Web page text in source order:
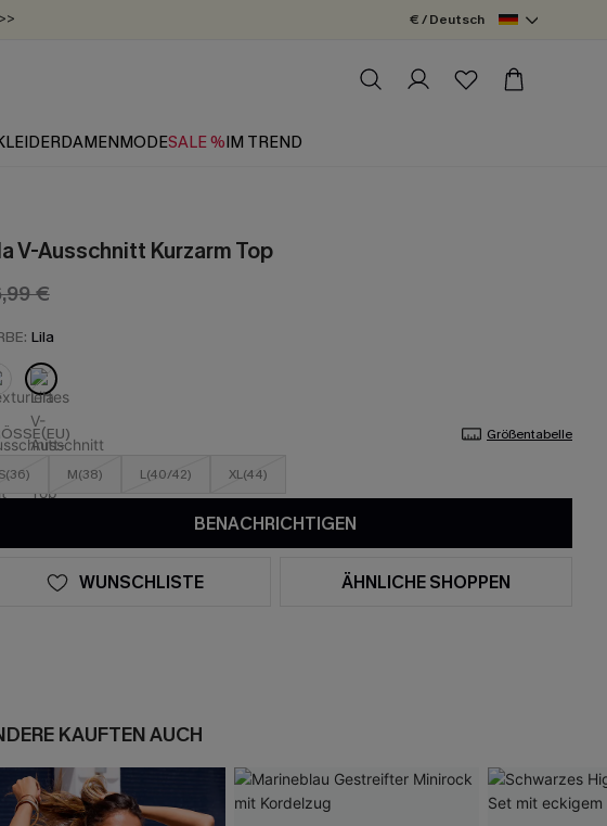
>>
€ / Deutsch
DAMENMODESALE %IM TREND
V-Ausschnitt Kurzarm Top
€
Lila
Größentabelle
S(36) M(38) L(40/42) XL(44)
BENACHRICHTIGEN
WUNSCHLISTE ÄHNLICHE SHOPPEN
KAUFTEN AUCH